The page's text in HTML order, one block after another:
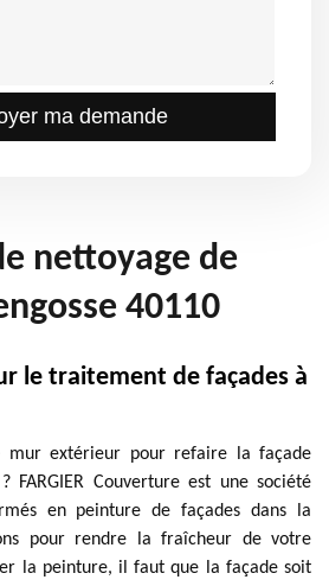
nettoyage de
40110
le traitement de façades à
mur extérieur pour refaire la façade
FARGIER Couverture est une société
en peinture de façades dans la
pour rendre la fraîcheur de votre
la peinture, il faut que la façade soit